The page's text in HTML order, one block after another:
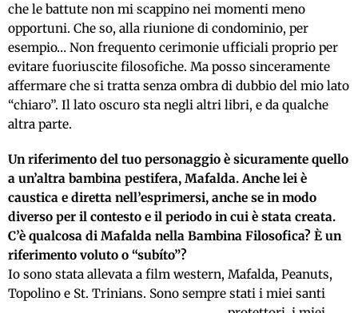
che le battute non mi scappino nei momenti meno
opportuni. Che so, alla riunione di condominio, per
esempio… Non frequento cerimonie ufficiali proprio per
evitare fuoriuscite filosofiche. Ma posso sinceramente
affermare che si tratta senza ombra di dubbio del mio lato
“chiaro”. Il lato oscuro sta negli altri libri, e da qualche
altra parte.
Un riferimento del tuo personaggio è sicuramente quello
a un’altra bambina pestifera, Mafalda. Anche lei è
caustica e diretta nell’esprimersi, anche se in modo
diverso per il contesto e il periodo in cui è stata creata.
C’è qualcosa di Mafalda nella Bambina Filosofica? È un
riferimento voluto o “subíto”?
Io sono stata allevata a film western, Mafalda, Peanuts,
Topolino e St. Trinians. Sono sempre stati i miei santi